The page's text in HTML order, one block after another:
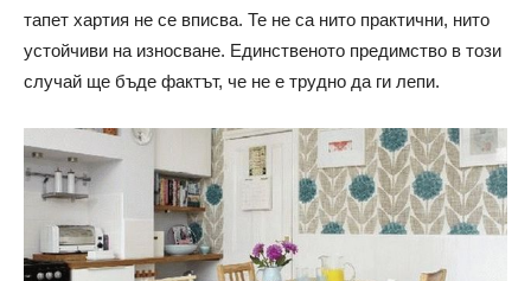
тапет хартия не се вписва. Те не са нито практични, нито
устойчиви на износване. Единственото предимство в този
случай ще бъде фактът, че не е трудно да ги лепи.